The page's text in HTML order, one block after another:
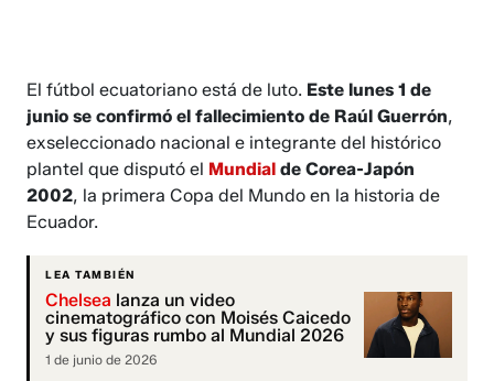
El fútbol ecuatoriano está de luto. Este lunes 1 de
junio se confirmó el fallecimiento de Raúl Guerrón,
exseleccionado nacional e integrante del histórico
plantel que disputó el Mundialde Corea-Japón
2002, la primera Copa del Mundo en la historia de
Ecuador.
LEA TAMBIÉN
Chelsea lanza un video
cinematográfico con Moisés Caicedo
y sus figuras rumbo al Mundial 2026
1 de junio de 2026